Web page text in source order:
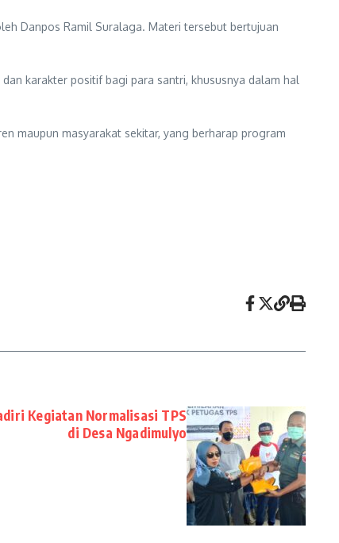
Danpos Ramil Suralaga. Materi tersebut bertujuan
karakter positif bagi para santri, khususnya dalam hal
maupun masyarakat sekitar, yang berharap program
Kegiatan Normalisasi TPS
di Desa Ngadimulyo